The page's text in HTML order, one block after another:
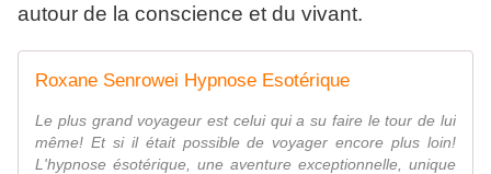
autour de la conscience et du vivant.
Roxane Senrowei Hypnose Esotérique
Le plus grand voyageur est celui qui a su faire le tour de lui
même! Et si il était possible de voyager encore plus loin!
L'hypnose ésotérique, une aventure exceptionnelle, unique